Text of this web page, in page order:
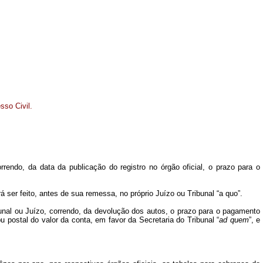
Civil.
da data da publicação do registro no órgão oficial, o prazo para o
feito, antes de sua remessa, no próprio Juízo ou Tribunal “a quo”.
ou Juízo, correndo, da devolução dos autos, o prazo para o pagamento
postal do valor da conta, em favor da Secretaria do Tribunal “ad quem”, e